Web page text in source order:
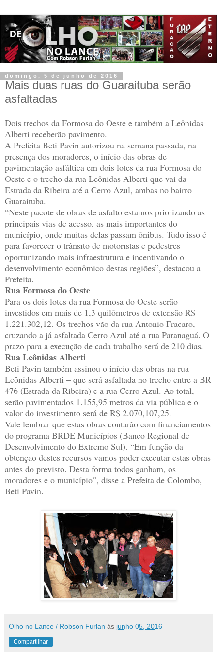
domingo, 5 de junho de 2016
Mais duas ruas do Guaraituba serão
asfaltadas
Dois trechos da Formosa do Oeste e também a Leônidas
Alberti receberão pavimento.
A Prefeita Beti Pavin autorizou na semana passada, na
presença dos moradores, o início das obras de
pavimentação asfáltica em dois lotes da rua Formosa do
Oeste e o trecho da rua Leônidas Alberti que vai da
Estrada da Ribeira até a Cerro Azul, ambas no bairro
Guaraituba.
“Neste pacote de obras de asfalto estamos priorizando as
principais vias de acesso, as mais importantes do
município, onde muitas delas passam ônibus. Tudo isso é
para favorecer o trânsito de motoristas e pedestres
oportunizando mais infraestrutura e incentivando o
desenvolvimento econômico destas regiões”, destacou a
Prefeita.
Rua Formosa do Oeste
Para os dois lotes da rua Formosa do Oeste serão
investidos em mais de 1,3 quilômetros de extensão R$
1.221.302,12. Os trechos vão da rua Antonio Fracaro,
cruzando a já asfaltada Cerro Azul até a rua Paranaguá. O
prazo para a execução de cada trabalho será de 210 dias.
Rua Leônidas Alberti
Beti Pavin também assinou o início das obras na rua
Leônidas Alberti – que será asfaltada no trecho entre a BR
476 (Estrada da Ribeira) e a rua Cerro Azul. Ao total,
serão pavimentados 1.155,95 metros da via pública e o
valor do investimento será de R$ 2.070,107,25.
Vale lembrar que estas obras contarão com financiamentos
do programa BRDE Municípios (Banco Regional de
Desenvolvimento do Extremo Sul). “Em função da
obtenção destes recursos vamos poder executar estas obras
antes do previsto. Desta forma todos ganham, os
moradores e o município”, disse a Prefeita de Colombo,
Beti Pavin.
Olho no Lance / Robson Furlan às junho 05, 2016
Compartilhar